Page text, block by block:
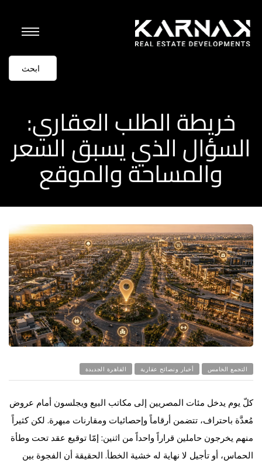
خريطة الطلب العقاري:
السؤال الذي يسبق السعر
والمساحة والموقع
التجمع الخامس أخبار ونصائح عقارية القاهرة الجديدة
كلّ يوم يدخل مئات المصريين إلى مكاتب البيع ويجلسون أمام عروض
مُعدَّة باحتراف، تتضمن أرقاماً وإحصائيات ومقارنات مبهرة. لكن كثيراً
منهم يخرجون حاملين قراراً واحداً من اثنين: إمّا توقيع عقد تحت وطأة
الحماس، أو تأجيل لا نهاية له خشية الخطأ. الحقيقة أن الفجوة بين